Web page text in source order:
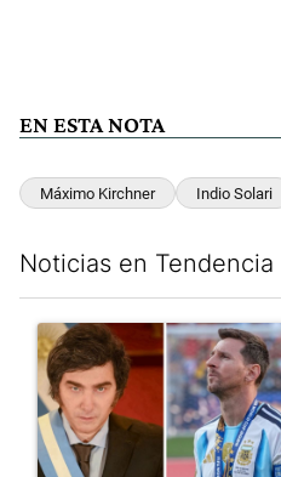
EN ESTA NOTA
Máximo Kirchner Indio Solari
Noticias en Tendencia
Un artículo de tendencia con